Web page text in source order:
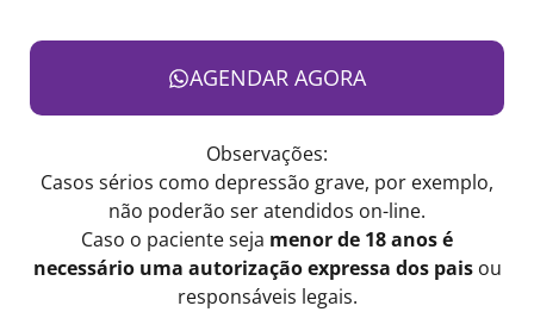
AGENDAR AGORA
Observações:
Casos sérios como depressão grave, por exemplo,
não poderão ser atendidos on-line.
Caso o paciente seja menor de 18 anos é
necessário uma autorização expressa dos paisou
responsáveis legais.